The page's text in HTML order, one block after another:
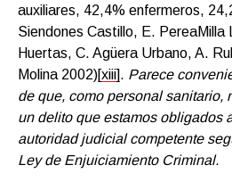
auxiliares, 42,4% enfermeros,
Siendones Castillo, E. PereaMilla
Huertas, C. Agüera Urbano, A.
Molina 2002)[xiii]. Parece
de que, como personal sanitario,
un delito que estamos obligados
autoridad judicial competente
Ley de Enjuiciamiento Criminal.